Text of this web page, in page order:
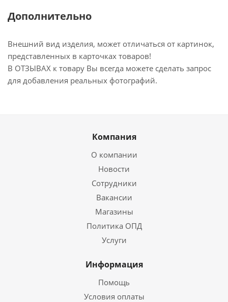
Дополнительно
Внешний вид изделия, может отличаться от картинок,
представленных в карточках товаров!
В ОТЗЫВАХ к товару Вы всегда можете сделать запрос
для добавления реальных фотографий.
Компания
О компании
Новости
Сотрудники
Вакансии
Магазины
Политика ОПД
Услуги
Информация
Помощь
Условия оплаты